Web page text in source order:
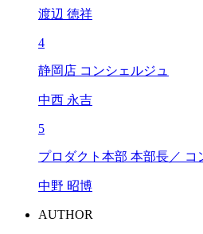
渡辺 徳祥
4
静岡店 コンシェルジュ
中西 永吉
5
プロダクト本部 本部長／ コ
中野 昭博
AUTHOR